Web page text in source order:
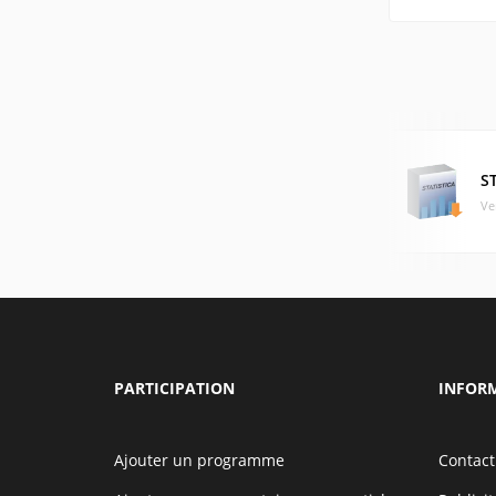
PARTICIPATION
Ajouter un programme
Contact